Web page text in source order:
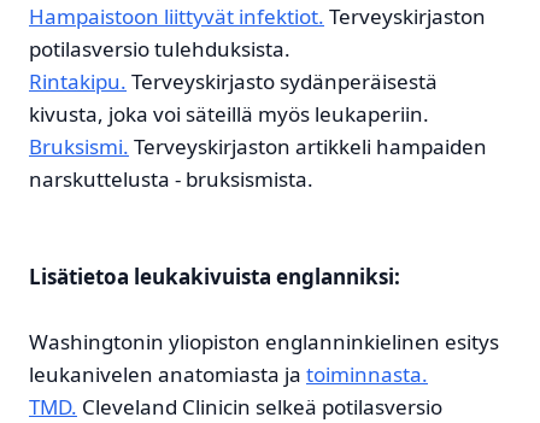
Hampaistoon liittyvät infektiot. Terveyskirjaston
potilasversio tulehduksista.
Rintakipu. Terveyskirjasto sydänperäisestä
kivusta, joka voi säteillä myös leukaperiin.
Bruksismi. Terveyskirjaston artikkeli hampaiden
narskuttelusta - bruksismista.
Lisätietoa leukakivuista englanniksi:
Washingtonin yliopiston englanninkielinen esitys
leukanivelen anatomiasta ja toiminnasta.
TMD. Cleveland Clinicin selkeä potilasversio